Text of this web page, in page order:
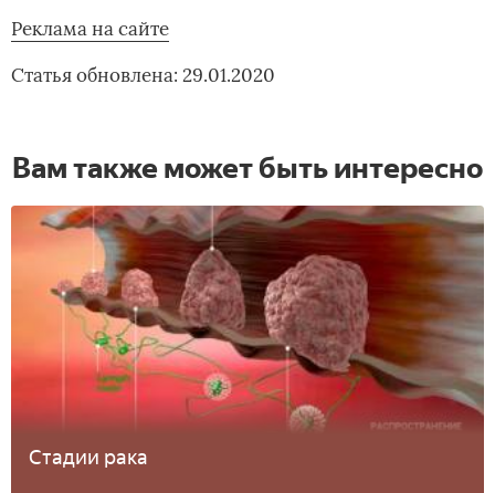
Реклама на сайте
Статья обновлена: 29.01.2020
Вам также может быть интересно
Стадии рака